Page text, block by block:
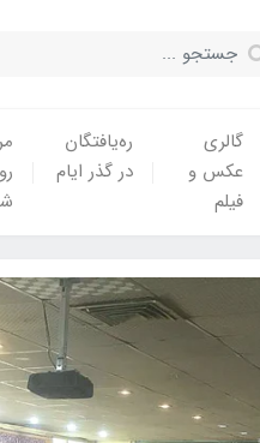
گالری
عکس و
فیلم
ره‌یافتگان
در گذر ایام